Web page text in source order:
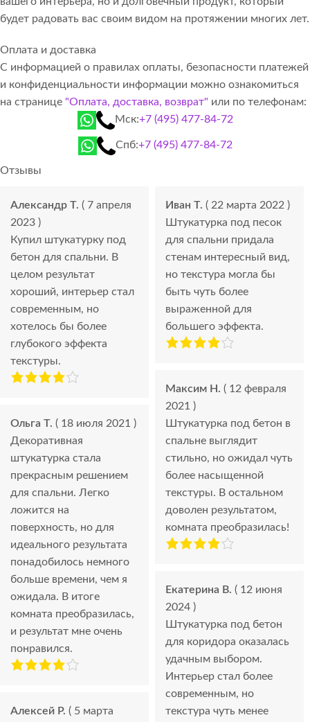
будет радовать вас своим видом на протяжении многих лет.
Оплата и доставка
С информацией о правилах оплаты, безопасности платежей
и конфиденциальности информации можно ознакомиться
на странице "Оплата, доставка, возврат" или по телефонам:
Мск:+7 (495) 477-84-72
Спб:+7 (495) 477-84-72
Отзывы
Александр Т. ( 7 апреля
2023 )
Купил штукатурку под
бетон для спальни. В
целом результат
хороший, интерьер стал
современным, но
хотелось бы более
глубокого эффекта
текстуры.
Ольга Т. ( 18 июля 2021 )
Декоративная
штукатурка стала
прекрасным решением
для спальни. Легко
ложится на
поверхность, но для
идеального результата
понадобилось немного
больше времени, чем я
ожидала. В итоге
комната преобразилась,
и результат мне очень
понравился.
Алексей Р. ( 5 марта
Иван Т. ( 22 марта 2022 )
Штукатурка под песок
для спальни придала
стенам интересный вид,
но текстура могла бы
быть чуть более
выраженной для
большего эффекта.
Максим Н. ( 12 февраля
2021 )
Штукатурка под бетон в
спальне выглядит
стильно, но ожидал чуть
более насыщенной
текстуры. В остальном
доволен результатом,
комната преобразилась!
Екатерина В. ( 12 июня
2024 )
Штукатурка под бетон
для коридора оказалась
удачным выбором.
Интерьер стал более
современным, но
текстура чуть менее